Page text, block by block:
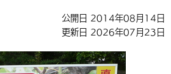
やさしい日本語
ふりがなをつける
公開日 2014年08月14日
更新日 2026年07月23日